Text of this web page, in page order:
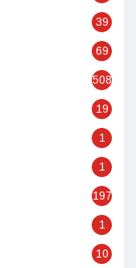
39
69
508
19
1
1
197
1
10